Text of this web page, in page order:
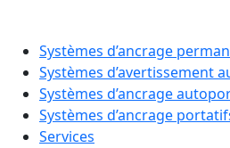
Systèmes d’ancrage
Systèmes d’avertissement
Systèmes d’ancrage
Systèmes d’ancrage
Services